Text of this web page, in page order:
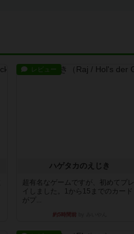
レビュー
ハゲタカのえじき
超有名なゲームですが、初めてプレ
イしました。1から15までのカード
がプ...
約5時間前